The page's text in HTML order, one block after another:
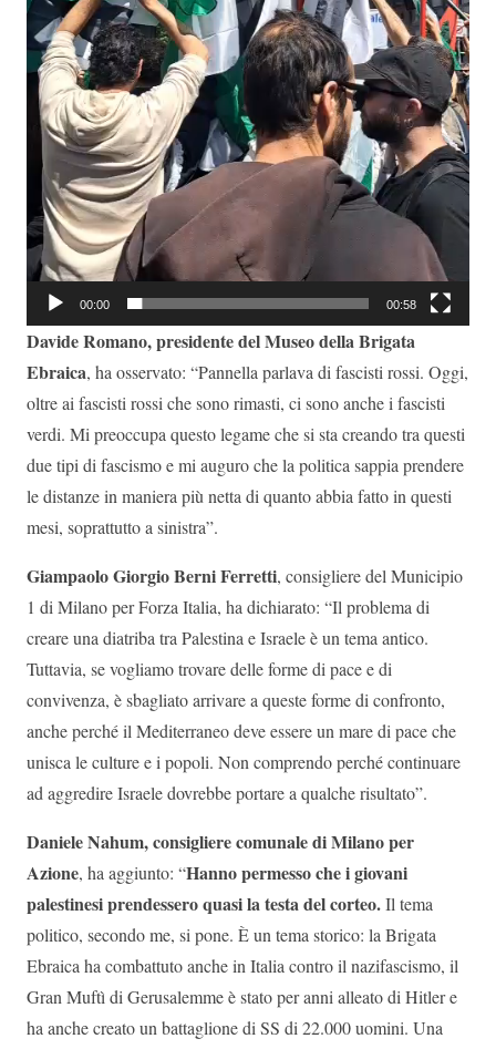
00:00 00:58
Davide Romano, presidente del Museo della Brigata
Ebraica, ha osservato: “Pannella parlava di fascisti rossi. Oggi,
oltre ai fascisti rossi che sono rimasti, ci sono anche i fascisti
verdi. Mi preoccupa questo legame che si sta creando tra questi
due tipi di fascismo e mi auguro che la politica sappia prendere
le distanze in maniera più netta di quanto abbia fatto in questi
mesi, soprattutto a sinistra”.
Giampaolo Giorgio Berni Ferretti, consigliere del Municipio
1 di Milano per Forza Italia, ha dichiarato: “Il problema di
creare una diatriba tra Palestina e Israele è un tema antico.
Tuttavia, se vogliamo trovare delle forme di pace e di
convivenza, è sbagliato arrivare a queste forme di confronto,
anche perché il Mediterraneo deve essere un mare di pace che
unisca le culture e i popoli. Non comprendo perché continuare
ad aggredire Israele dovrebbe portare a qualche risultato”.
Daniele Nahum, consigliere comunale di Milano per
Azione, ha aggiunto: “Hanno permesso che i giovani
palestinesi prendessero quasi la testa del corteo.Il tema
politico, secondo me, si pone. È un tema storico: la Brigata
Ebraica ha combattuto anche in Italia contro il nazifascismo, il
Gran Muftì di Gerusalemme è stato per anni alleato di Hitler e
ha anche creato un battaglione di SS di 22.000 uomini. Una